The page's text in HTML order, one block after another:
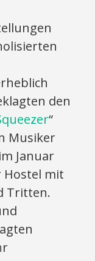
den
“
Musiker
Januar
Hostel mit
Tritten.